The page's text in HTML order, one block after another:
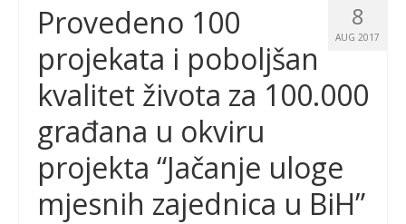
8
AUG 2017
Provedeno 100
projekata i poboljšan
kvalitet života za 100.000
građana u okviru
projekta “Jačanje uloge
mjesnih zajednica u BiH”